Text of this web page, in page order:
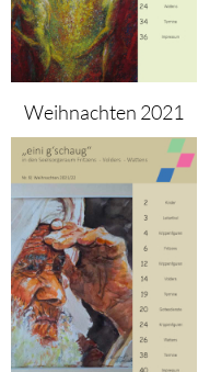
Weihnachten 2021